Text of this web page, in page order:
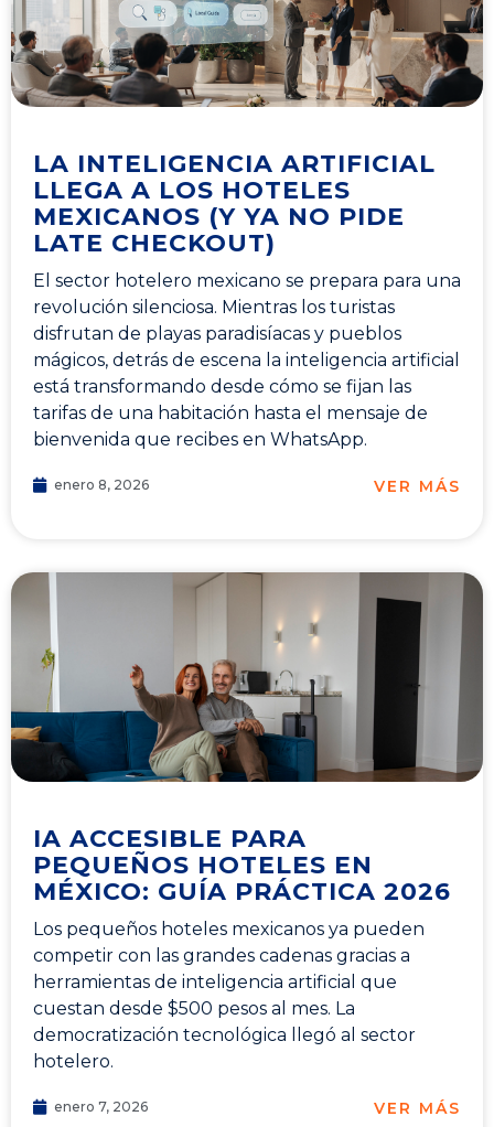
LA INTELIGENCIA ARTIFICIAL
LLEGA A LOS HOTELES
MEXICANOS (Y YA NO PIDE
LATE CHECKOUT)
El sector hotelero mexicano se prepara para una
revolución silenciosa. Mientras los turistas
disfrutan de playas paradisíacas y pueblos
mágicos, detrás de escena la inteligencia artificial
está transformando desde cómo se fijan las
tarifas de una habitación hasta el mensaje de
bienvenida que recibes en WhatsApp.
enero 8, 2026 VER MÁS
IA ACCESIBLE PARA
PEQUEÑOS HOTELES EN
MÉXICO: GUÍA PRÁCTICA 2026
Los pequeños hoteles mexicanos ya pueden
competir con las grandes cadenas gracias a
herramientas de inteligencia artificial que
cuestan desde $500 pesos al mes. La
democratización tecnológica llegó al sector
hotelero.
enero 7, 2026 VER MÁS